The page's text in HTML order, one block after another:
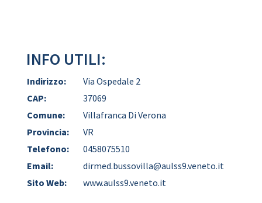
INFO UTILI:
Indirizzo:
Via Ospedale 2
CAP:
37069
Comune:
Villafranca Di Verona
Provincia:
VR
Telefono:
0458075510
Email:
dirmed.bussovilla@aulss9.veneto.it
Sito Web:
www.aulss9.veneto.it